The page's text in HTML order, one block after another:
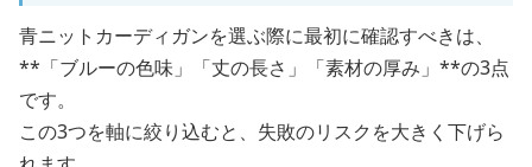
青ニットカーディガンを選ぶ際に最初に確認すべきは、
**「ブルーの色味」「丈の長さ」「素材の厚み」**の3点
です。
この3つを軸に絞り込むと、失敗のリスクを大きく下げら